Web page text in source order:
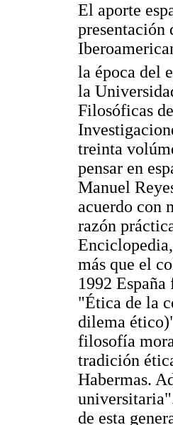
El aporte
presentación
la época del
la
Filosóficas
treinta
pensar en
Manuel
acuerdo con
razón
más que el
1992
"Ética de la
dilema
filosofía
tradición
Habermas.
de esta